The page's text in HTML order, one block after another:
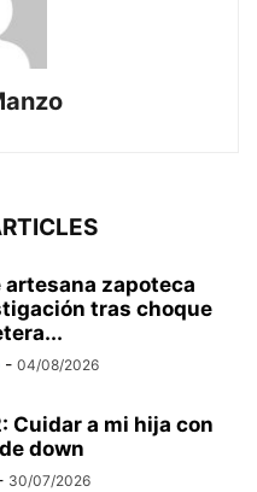
artesana zapoteca
tras choque
- 04/08/2026
Cuidar a mi hija con
down
30/07/2026